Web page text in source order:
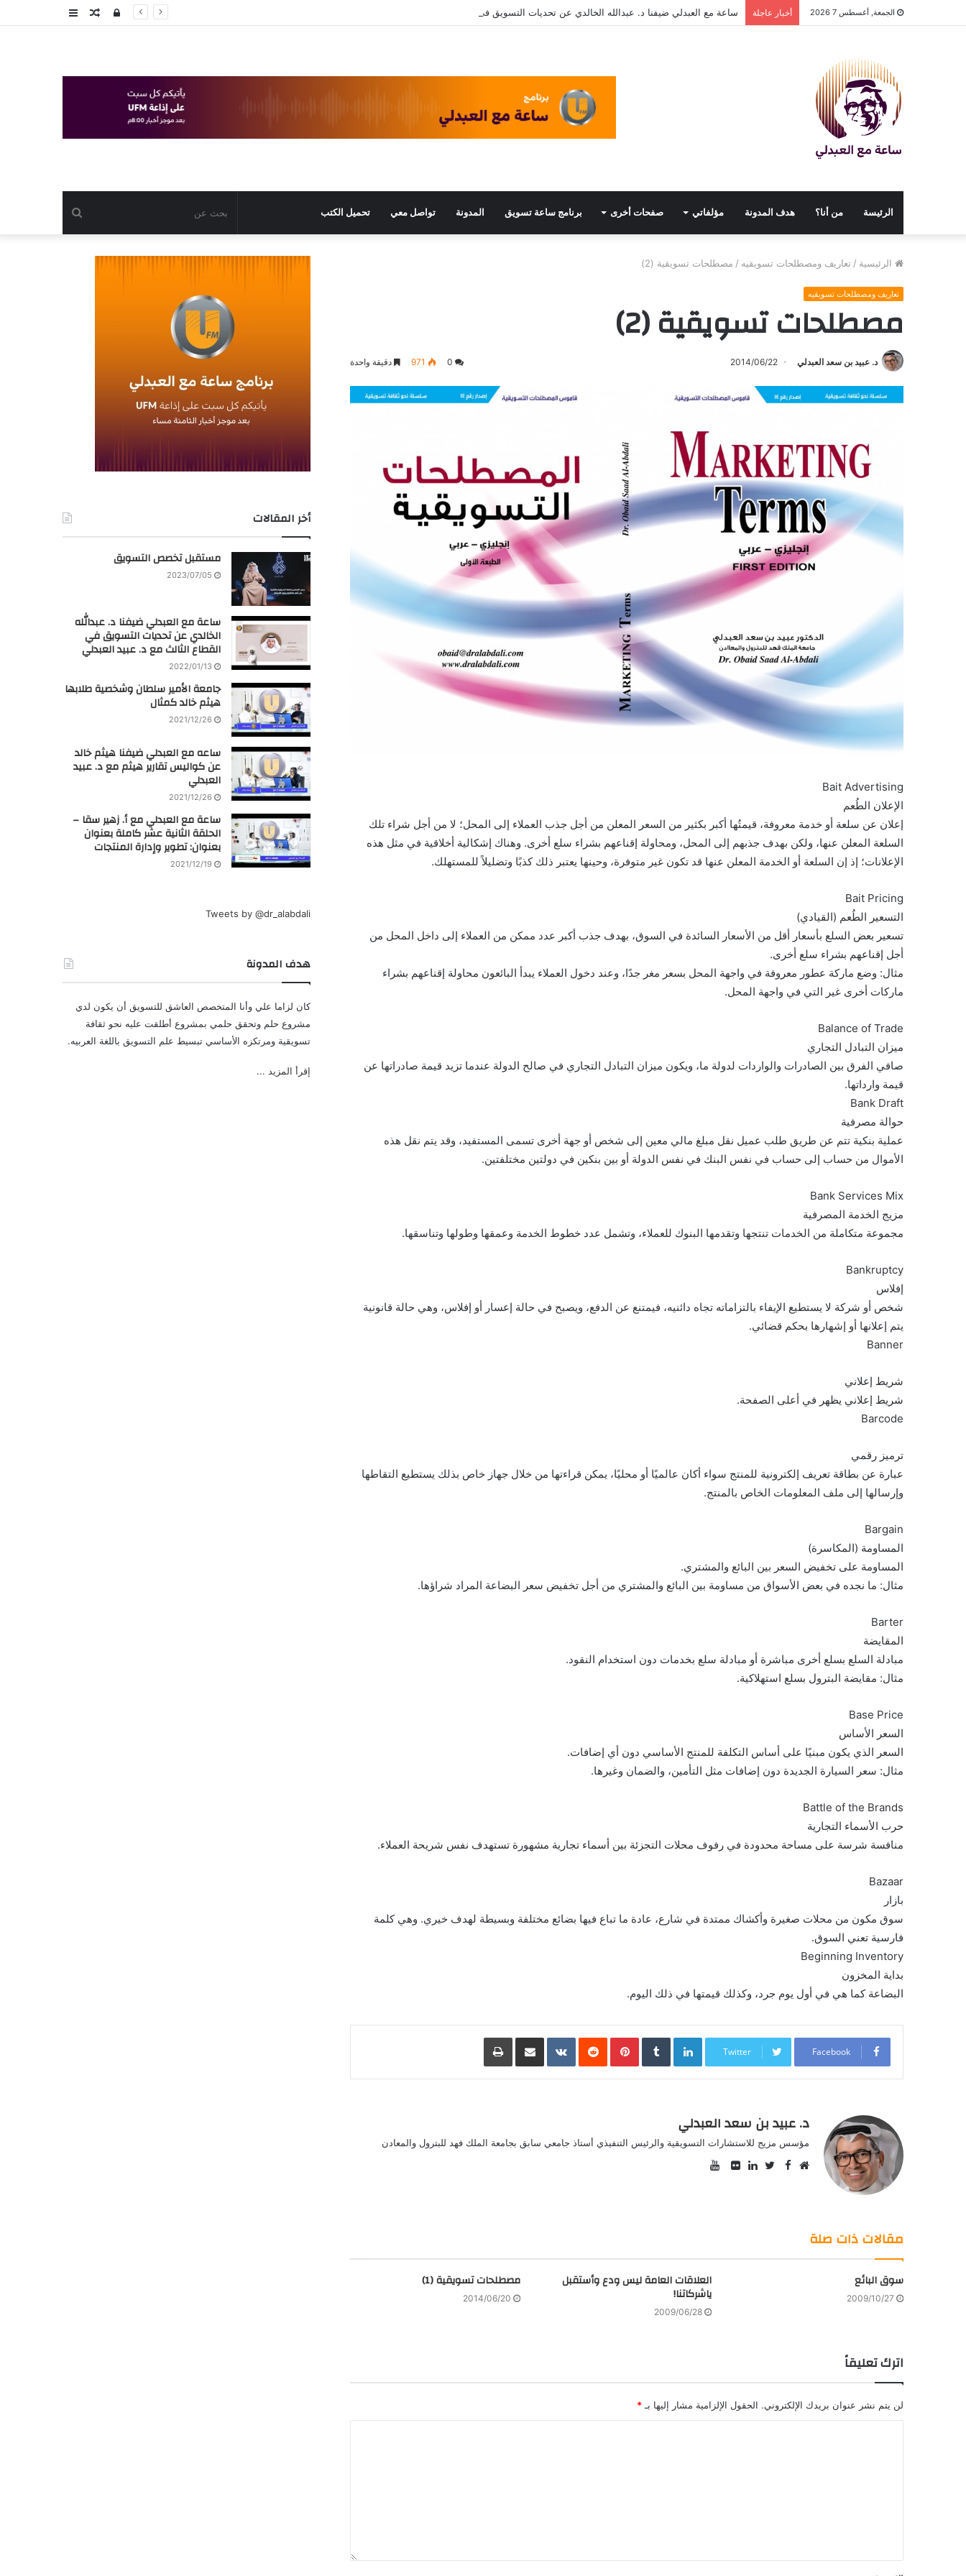
الجمعة, أغسطس 7 2026 أخبار عاجلة ساعة مع العبدلي ضيفنا د. عبدالله الخالدي عن تحديات التسويق في القطاع الثالث مع د. عبيد العبدلي عمودمقالتسجيل
الرئيسة من أنا؟ هدف المدونة مؤلفاتي صفحات أخرى برنامج ساعة تسويق المدونة تواصل معي تحميل الكتب بحث
الرئيسية / تعاريف ومصطلحات تسويقيه / مصطلحات تسويقية (2)
تعاريف ومصطلحات تسويقيه
مصطلحات تسويقية (2)
د. عبيد بن سعد العبدلي 2014/06/22
0
971 دقيقة واحدة
Bait Advertising
الإعلان الطُعم
إعلان عن سلعة أو خدمة معروفة، قيمتُها أكبر بكثير من السعر المعلن من أجل جذب العملاء إلى المحل؛ لا من أجل شراء تلك
السلعة المعلن عنها، ولكن بهدف جذبهم إلى المحل، ومحاولة إقناعهم بشراء سلع أخرى. وهناك إشكالية أخلاقية في مثل هذه
الإعلانات؛ إذ إن السلعة أو الخدمة المعلن عنها قد تكون غير متوفرة، وحينها يعتبر ذلك كذبًا وتضليلاً للمستهلك.
Bait Pricing
التسعير الطُعم (القيادي)
تسعير بعض السلع بأسعار أقل من الأسعار السائدة في السوق، بهدف جذب أكبر عدد ممكن من العملاء إلى داخل المحل من
أجل إقناعهم بشراء سلع أخرى.
مثال: وضع ماركة عطور معروفة في واجهة المحل بسعر مغر جدًا، وعند دخول العملاء يبدأ البائعون محاولة إقناعهم بشراء
ماركات أخرى غير التي في واجهة المحل.
Balance of Trade
ميزان التبادل التجاري
صافي الفرق بين الصادرات والواردات لدولة ما، ويكون ميزان التبادل التجاري في صالح الدولة عندما تزيد قيمة صادراتها عن
قيمة وارداتها.
Bank Draft
حوالة مصرفية
عملية بنكية تتم عن طريق طلب عميل نقل مبلغ مالي معين إلى شخص أو جهة أخرى تسمى المستفيد، وقد يتم نقل هذه
الأموال من حساب إلى حساب في نفس البنك في نفس الدولة أو بين بنكين في دولتين مختلفتين.
Bank Services Mix
مزيج الخدمة المصرفية
مجموعة متكاملة من الخدمات تنتجها وتقدمها البنوك للعملاء، وتشمل عدد خطوط الخدمة وعمقها وطولها وتناسقها.
Bankruptcy
إفلاس
شخص أو شركة لا يستطيع الإيفاء بالتزاماته تجاه دائنيه، فيمتنع عن الدفع، ويصبح في حالة إعسار أو إفلاس، وهي حالة قانونية
يتم إعلانها أو إشهارها بحكم قضائي.
Banner
شريط إعلاني
شريط إعلاني يظهر في أعلى الصفحة.
Barcode
ترميز رقمي
عبارة عن بطاقة تعريف إلكترونية للمنتج سواء أكان عالميًا أو محليًا، يمكن قراءتها من خلال جهاز خاص بذلك يستطيع التقاطها
وإرسالها إلى ملف المعلومات الخاص بالمنتج.
Bargain
المساومة (المكاسرة)
المساومة على تخفيض السعر بين البائع والمشتري.
مثال: ما نجده في بعض الأسواق من مساومة بين البائع والمشتري من أجل تخفيض سعر البضاعة المراد شراؤها.
Barter
المقايضة
مبادلة السلع بسلع أخرى مباشرة أو مبادلة سلع بخدمات دون استخدام النقود.
مثال: مقايضة البترول بسلع استهلاكية.
Base Price
السعر الأساس
السعر الذي يكون مبنيًا على أساس التكلفة للمنتج الأساسي دون أي إضافات.
مثال: سعر السيارة الجديدة دون إضافات مثل التأمين، والضمان وغيرها.
Battle of the Brands
حرب الأسماء التجارية
منافسة شرسة على مساحة محدودة في رفوف محلات التجزئة بين أسماء تجارية مشهورة تستهدف نفس شريحة العملاء.
Bazaar
بازار
سوق مكون من محلات صغيرة وأكشاك ممتدة في شارع، عادة ما تباع فيها بضائع مختلفة وبسيطة لهدف خيري. وهي كلمة
فارسية تعني السوق.
Beginning Inventory
بداية المخزون
البضاعة كما هي في أول يوم جرد، وكذلك قيمتها في ذلك اليوم.
Facebook
Twitter
LinkedIn
Pinterest مشاركة عبر البريد طباعة
د. عبيد بن سعد العبدلي
مؤسس مزيج للاستشارات التسويقية والرئيس التنفيذي أستاذ جامعي سابق بجامعة الملك فهد للبترول والمعادن
Facebook
مقالات ذات صلة
سوق البائع
2009/10/27
العلاقات العامة ليس ودع وأستقبل
ياشركاتنا!
2009/06/28
مصطلحات تسويقية (1)
2014/06/20
اترك تعليقاً
لن يتم نشر عنوان بريدك الإلكتروني. الحقول الإلزامية مشار إليها بـ *
أخر المقالات
مستقبل تخصص التسويق
2023/07/05
ساعة مع العبدلي ضيفنا د. عبدالله
الخالدي عن تحديات التسويق في
القطاع الثالث مع د. عبيد العبدلي
2022/01/13
جامعة الأمير سلطان وشخصية طلابها
هيثم خالد كمثال
2021/12/26
ساعه مع العبدلي ضيفنا هيثم خالد
عن كواليس تقارير هيثم مع د. عبيد
العبدلي
2021/12/26
ساعة مع العبدلي مع أ. زهير سقا –
الحلقة الثانية عشر كاملة بعنوان
بعنوان: تطوير وإدارة المنتجات
2021/12/19
Tweets by @dr_alabdali
هدف المدونة
كان لزاما علي وأنا المتخصص العاشق للتسويق أن يكون لدي
مشروع حلم وتحقق حلمي بمشروع أطلقت عليه نحو ثقافة
تسويقية ومرتكزه الأساسي تبسيط علم التسويق باللغة العربيه.
إقرأ المزيد ...